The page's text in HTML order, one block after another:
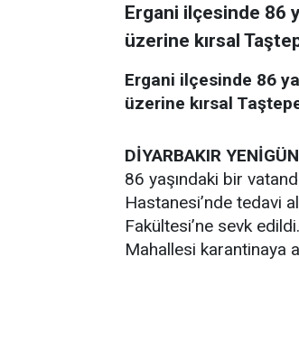
Ergani ilçesinde 86
üzerine kırsal
Ergani ilçesinde 86
üzerine kırsal
DİYARBAKIR YENİGÜN
86 yaşındaki bir
Hastanesi’nde tedavi
Fakültesi’ne sevk
Mahallesi karantinaya